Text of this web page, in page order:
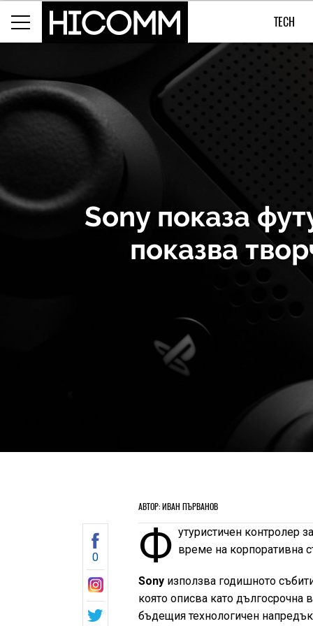
TECH
Sony показа
показва
АВТОР: ИВАН ПЪРВАНОВ
0 Ф утуристичен контролер
време на корпоративна
Sony използва годишното
която описва като дългосрочна
бъдещия технологичен